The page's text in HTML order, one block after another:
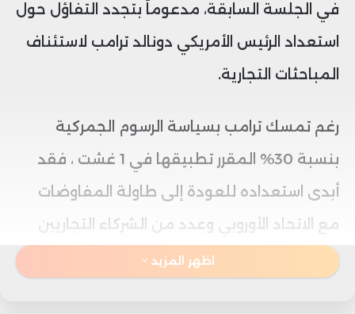
في الجلسة السابقة، مدعوماً بتجدد التفاؤل حول
استعداد الرئيس الأمريكي دونالد ترامب لاستئناف
المباحثات التجارية.
رغم تمسك ترامب بسياسة الرسوم الجمركية
بنسبة 30% المقرر تطبيقها في 1 غشت ، فقد
أبدى استعداده للعودة إلى طاولة المفاوضات
مع الاتحاد الأوروبي وعدد من الشركاء التجاريين
الرئيسيين، مما أعاد بعض الثقة إلى الأسواق
اظهر المزيد